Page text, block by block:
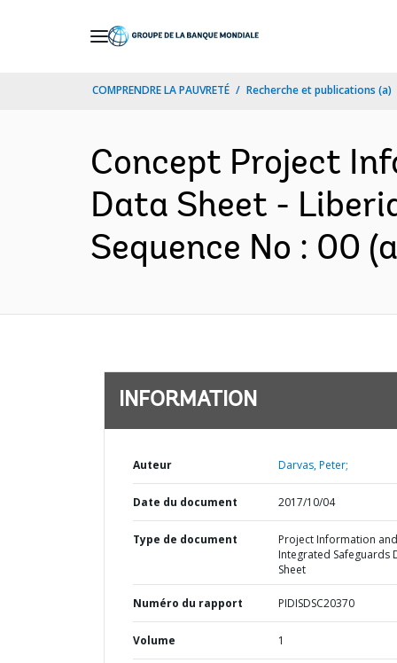
COMPRENDRE LA PAUVRETÉ Recherche et publications (a)
Concept Project
Data Sheet -
Sequence No : 00
INFORMATION
Auteur Darvas, Peter;
Date du document 2017/10/04
Type de document
Project Information and
Integrated Safeguards
Sheet
Numéro du rapport PIDISDSC20370
Volume 1